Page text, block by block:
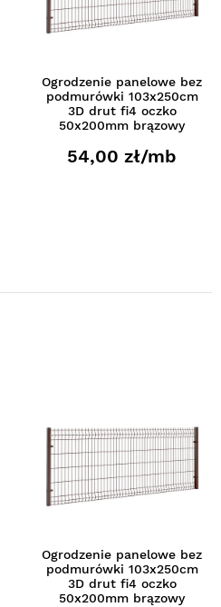
Ogrodzenie panelowe bez
podmurówki 103x250cm
3D drut fi4 oczko
50x200mm brązowy
54,00 zł/mb
Ogrodzenie panelowe bez
podmurówki 103x250cm
3D drut fi4 oczko
50x200mm brązowy